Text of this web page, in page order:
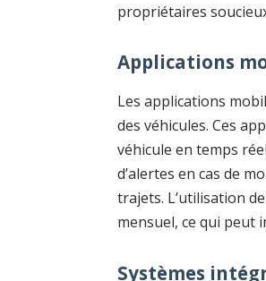
propriétaires
Applications
Les applications
des véhicules. Ces
véhicule en temps
d’alertes en cas de
trajets. L’utilisation
mensuel, ce qui peut
Systèmes